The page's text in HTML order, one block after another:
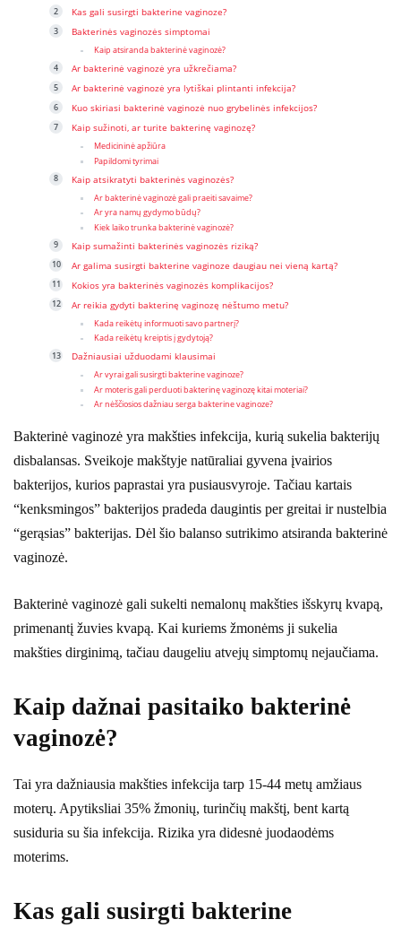
Kas gali susirgti bakterine vaginoze?
Bakterinės vaginozės simptomai
Kaip atsiranda bakterinė vaginozė?
Ar bakterinė vaginozė yra užkrečiama?
Ar bakterinė vaginozė yra lytiškai plintanti infekcija?
Kuo skiriasi bakterinė vaginozė nuo grybelinės infekcijos?
Kaip sužinoti, ar turite bakterinę vaginozę?
Medicininė apžiūra
Papildomi tyrimai
Kaip atsikratyti bakterinės vaginozės?
Ar bakterinė vaginozė gali praeiti savaime?
Ar yra namų gydymo būdų?
Kiek laiko trunka bakterinė vaginozė?
Kaip sumažinti bakterinės vaginozės riziką?
Ar galima susirgti bakterine vaginoze daugiau nei vieną kartą?
Kokios yra bakterinės vaginozės komplikacijos?
Ar reikia gydyti bakterinę vaginozę nėštumo metu?
Kada reikėtų informuoti savo partnerį?
Kada reikėtų kreiptis į gydytoją?
Dažniausiai užduodami klausimai
Ar vyrai gali susirgti bakterine vaginoze?
Ar moteris gali perduoti bakterinę vaginozę kitai moteriai?
Ar nėščiosios dažniau serga bakterine vaginoze?
Bakterinė vaginozė yra makšties infekcija, kurią sukelia bakterijų
disbalansas. Sveikoje makštyje natūraliai gyvena įvairios
bakterijos, kurios paprastai yra pusiausvyroje. Tačiau kartais
“kenksmingos” bakterijos pradeda daugintis per greitai ir nustelbia
“gerąsias” bakterijas. Dėl šio balanso sutrikimo atsiranda bakterinė
vaginozė.
Bakterinė vaginozė gali sukelti nemalonų makšties išskyrų kvapą,
primenantį žuvies kvapą. Kai kuriems žmonėms ji sukelia
makšties dirginimą, tačiau daugeliu atvejų simptomų nejaučiama.
Kaip dažnai pasitaiko bakterinė
vaginozė?
Tai yra dažniausia makšties infekcija tarp 15-44 metų amžiaus
moterų. Apytiksliai 35% žmonių, turinčių makštį, bent kartą
susiduria su šia infekcija. Rizika yra didesnė juodaodėms
moterims.
Kas gali susirgti bakterine